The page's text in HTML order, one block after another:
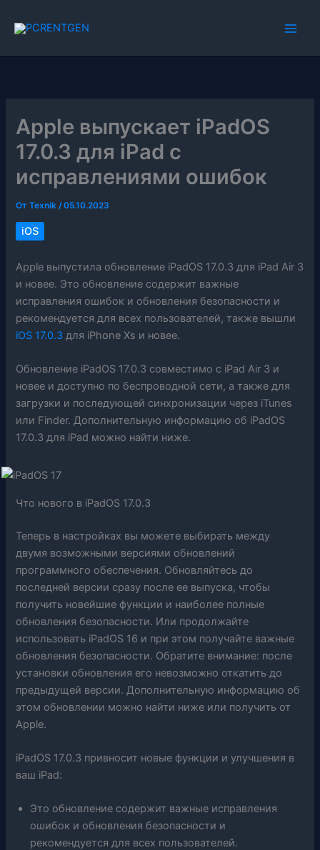
Apple выпускает iPadOS
17.0.3 для iPad с
исправлениями ошибок
ОтTexnik/05.10.2023
iOS
Apple выпустила обновление iPadOS 17.0.3 для iPad Air 3
и новее. Это обновление содержит важные
исправления ошибок и обновления безопасности и
рекомендуется для всех пользователей, также вышли
iOS 17.0.3 для iPhone Xs и новее.
Обновление iPadOS 17.0.3 совместимо с iPad Air 3 и
новее и доступно по беспроводной сети, а также для
загрузки и последующей синхронизации через iTunes
или Finder. Дополнительную информацию об iPadOS
17.0.3 для iPad можно найти ниже.
Что нового в iPadOS 17.0.3
Теперь в настройках вы можете выбирать между
двумя возможными версиями обновлений
программного обеспечения. Обновляйтесь до
последней версии сразу после ее выпуска, чтобы
получить новейшие функции и наиболее полные
обновления безопасности. Или продолжайте
использовать iPadOS 16 и при этом получайте важные
обновления безопасности. Обратите внимание: после
установки обновления его невозможно откатить до
предыдущей версии. Дополнительную информацию об
этом обновлении можно найти ниже или получить от
Apple.
iPadOS 17.0.3 привносит новые функции и улучшения в
ваш iPad:
Это обновление содержит важные исправления
ошибок и обновления безопасности и
рекомендуется для всех пользователей.